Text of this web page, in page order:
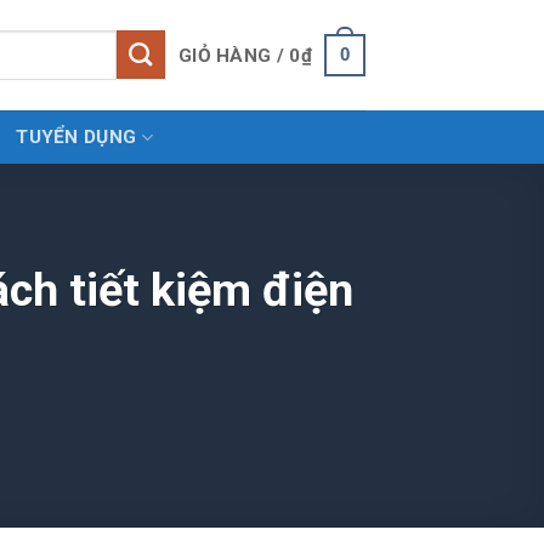
GIỎ HÀNG / 0₫ 0
TUYỂN DỤNG
tiết kiệm điện